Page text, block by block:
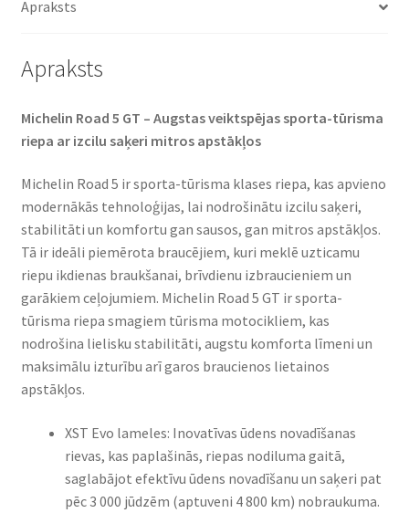
daudzums
Apraksts
Apraksts
Michelin Road 5 GT – Augstas veiktspējas sporta-tūrisma
riepa ar izcilu saķeri mitros apstākļos
Michelin Road 5 ir sporta-tūrisma klases riepa, kas apvieno
modernākās tehnoloģijas, lai nodrošinātu izcilu saķeri,
stabilitāti un komfortu gan sausos, gan mitros apstākļos.
Tā ir ideāli piemērota braucējiem, kuri meklē uzticamu
riepu ikdienas braukšanai, brīvdienu izbraucieniem un
garākiem ceļojumiem. Michelin Road 5 GT ir sporta-
tūrisma riepa smagiem tūrisma motocikliem, kas
nodrošina lielisku stabilitāti, augstu komforta līmeni un
maksimālu izturību arī garos braucienos lietainos
apstākļos.
XST Evo lameles: Inovatīvas ūdens novadīšanas
rievas, kas paplašinās, riepas nodiluma gaitā,
saglabājot efektīvu ūdens novadīšanu un saķeri pat
pēc 3 000 jūdzēm (aptuveni 4 800 km) nobraukuma.